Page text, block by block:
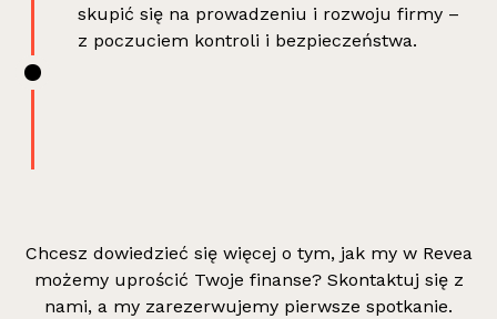
skupić się na prowadzeniu i rozwoju firmy –
z poczuciem kontroli i bezpieczeństwa.
Chcesz dowiedzieć się więcej o tym, jak my w Revea
możemy uprościć Twoje finanse? Skontaktuj się z
nami, a my zarezerwujemy pierwsze spotkanie.